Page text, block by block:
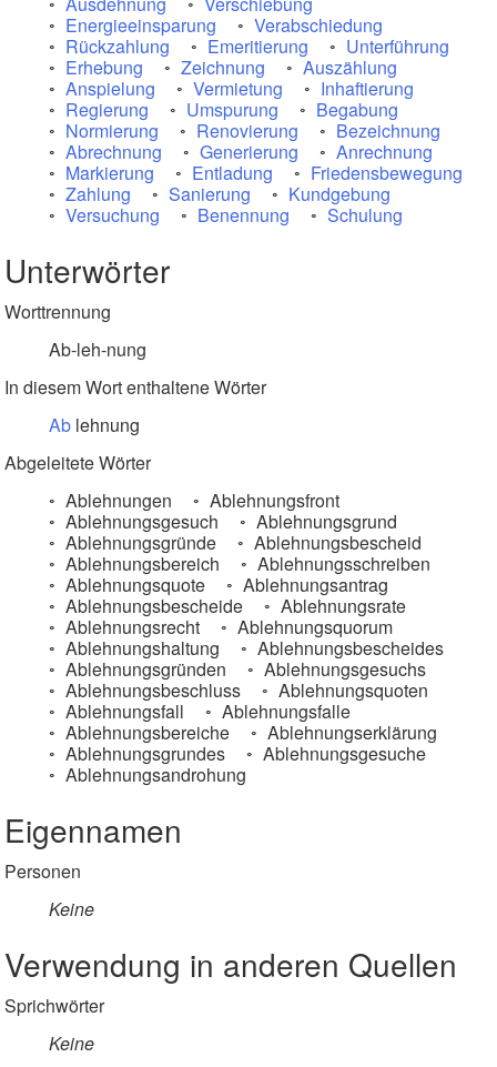
Energieeinsparung
Verabschiedung
Rückzahlung
Emeritierung
Unterführung
Erhebung
Zeichnung
Auszählung
Anspielung
Vermietung
Inhaftierung
Regierung
Umspurung
Begabung
Normierung
Renovierung
Bezeichnung
Abrechnung
Generierung
Anrechnung
Markierung
Entladung
Friedensbewegung
Zahlung
Sanierung
Kundgebung
Versuchung
Benennung Schulung
Unterwörter
Worttrennung
Ab-leh-nung
In diesem Wort enthaltene Wörter
Ab lehnung
Abgeleitete Wörter
Ablehnungen
Ablehnungsfront
Ablehnungsgesuch
Ablehnungsgrund
Ablehnungsgründe
Ablehnungsbescheid
Ablehnungsbereich
Ablehnungsschreiben
Ablehnungsquote
Ablehnungsantrag
Ablehnungsbescheide
Ablehnungsrate
Ablehnungsrecht
Ablehnungsquorum
Ablehnungshaltung
Ablehnungsbescheides
Ablehnungsgründen
Ablehnungsgesuchs
Ablehnungsbeschluss
Ablehnungsquoten
Ablehnungsfall
Ablehnungsfalle
Ablehnungsbereiche
Ablehnungserklärung
Ablehnungsgrundes
Ablehnungsgesuche
Ablehnungsandrohung
Eigennamen
Personen
Keine
Verwendung in anderen Quellen
Sprichwörter
Keine